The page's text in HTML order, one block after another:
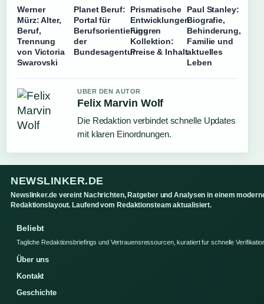
Werner
Mürz: Alter,
Beruf,
Trennung
von Victoria
Swarovski
Planet Beruf:
Portal für
Berufsorientierung
der
Bundesagentur
Prismatische
Entwicklungen
Figuren
Kollektion:
Preise & Inhalt
Paul Stanley:
Biografie,
Behinderung,
Familie und
aktuelles
Leben
UBER DEN AUTOR
Felix Marvin Wolf
Die Redaktion verbindet schnelle Updates
mit klaren Einordnungen.
NEWSLINKER.DE
Newslinker.de vereint Nachrichten, Ratgeber und Analysen in einem
Redaktionslayout. Laufend vom Redaktionsteam aktualisiert.
Beliebt
Tagliche Redaktionsbriefings und Vertrauensressourcen, kuratiert fur schnelle
Über uns
Kontakt
Geschichte